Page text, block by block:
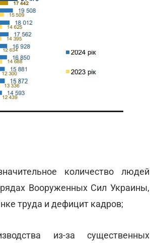
количество людей
Вооруженных Сил Украины,
труда и дефицит кадров;
из-за существенных